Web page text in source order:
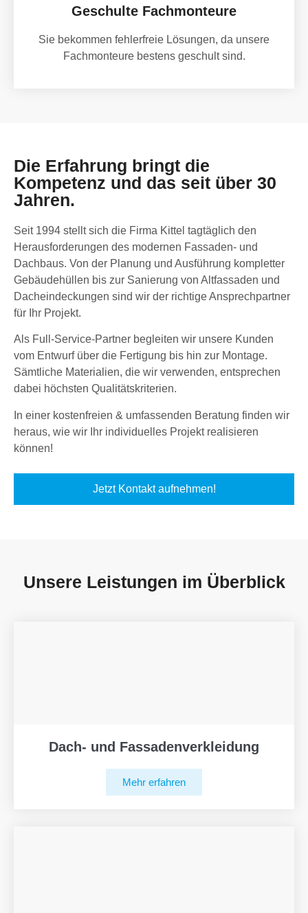
Geschulte Fachmonteure
Sie bekommen fehlerfreie Lösungen, da unsere
Fachmonteure bestens geschult sind.
Die Erfahrung bringt die
Kompetenz und das seit über 30
Jahren.
Seit 1994 stellt sich die Firma Kittel tagtäglich den
Herausforderungen des modernen Fassaden- und
Dachbaus. Von der Planung und Ausführung kompletter
Gebäudehüllen bis zur Sanierung von Altfassaden und
Dacheindeckungen sind wir der richtige Ansprechpartner
für Ihr Projekt.
Als Full-Service-Partner begleiten wir unsere Kunden
vom Entwurf über die Fertigung bis hin zur Montage.
Sämtliche Materialien, die wir verwenden, entsprechen
dabei höchsten Qualitätskriterien.
In einer kostenfreien & umfassenden Beratung finden wir
heraus, wie wir Ihr individuelles Projekt realisieren
können!
Jetzt Kontakt aufnehmen!
Unsere Leistungen im Überblick
Dach- und Fassadenverkleidung
Mehr erfahren